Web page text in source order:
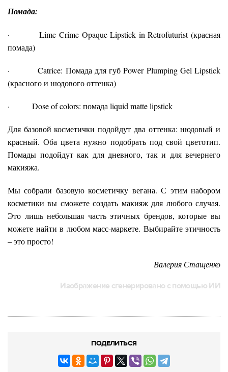
Помада:
· Lime Crime Opaque Lipstick in Retrofuturist (красная
помада)
· Catrice: Помада для губ Power Plumping Gel Lipstick
(красного и нюдового оттенка)
· Dose of colors: помада liquid matte lipstick
Для базовой косметички подойдут два оттенка: нюдовый и
красный. Оба цвета нужно подобрать под свой цветотип.
Помады подойдут как для дневного, так и для вечернего
макияжа.
Мы собрали базовую косметичку вегана. С этим набором
косметики вы сможете создать макияж для любого случая.
Это лишь небольшая часть этичных брендов, которые вы
можете найти в любом масс-маркете. Выбирайте этичность
– это просто!
Валерия Стащенко
Изображение сгенерировано с помощью ИИ
ПОДЕЛИТЬСЯ